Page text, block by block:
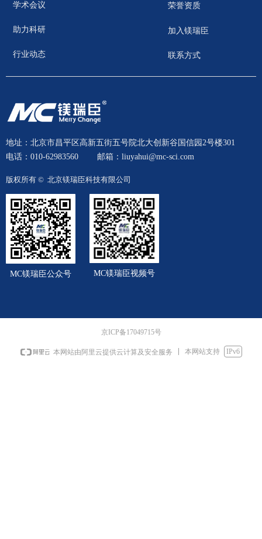
学术会议
助力科研
行业动态
荣誉资质
加入镁瑞臣
联系方式
版权所有 © 北京镁瑞臣科技有限公司
地址：北京市昌平区高新五街五号院北大创新谷国信园2号楼301
电话：010-62983560 邮箱：liuyahui@mc-sci.com
MC镁瑞臣公众号 MC镁瑞臣视频号
京ICP备17049715号
本网站由阿里云提供云计算及安全服务 本网站支持 IPv6